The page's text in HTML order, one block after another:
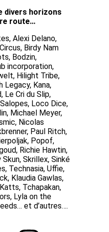
divers horizons
route…
Alexi Delano,
Birdy Nam
Bodzin,
incorporation,
Hilight Tribe,
Legacy, Kana,
Le Cri du Slip,
Loco Dice,
Michael Meyer,
Nicolas
Paul Ritch,
Popof,
Richie Hawtin,
Skrillex, Sinké
Technasia, Uffie,
Klaudia Gawlas,
Tchapakan,
Lyla on the
et d’autres….